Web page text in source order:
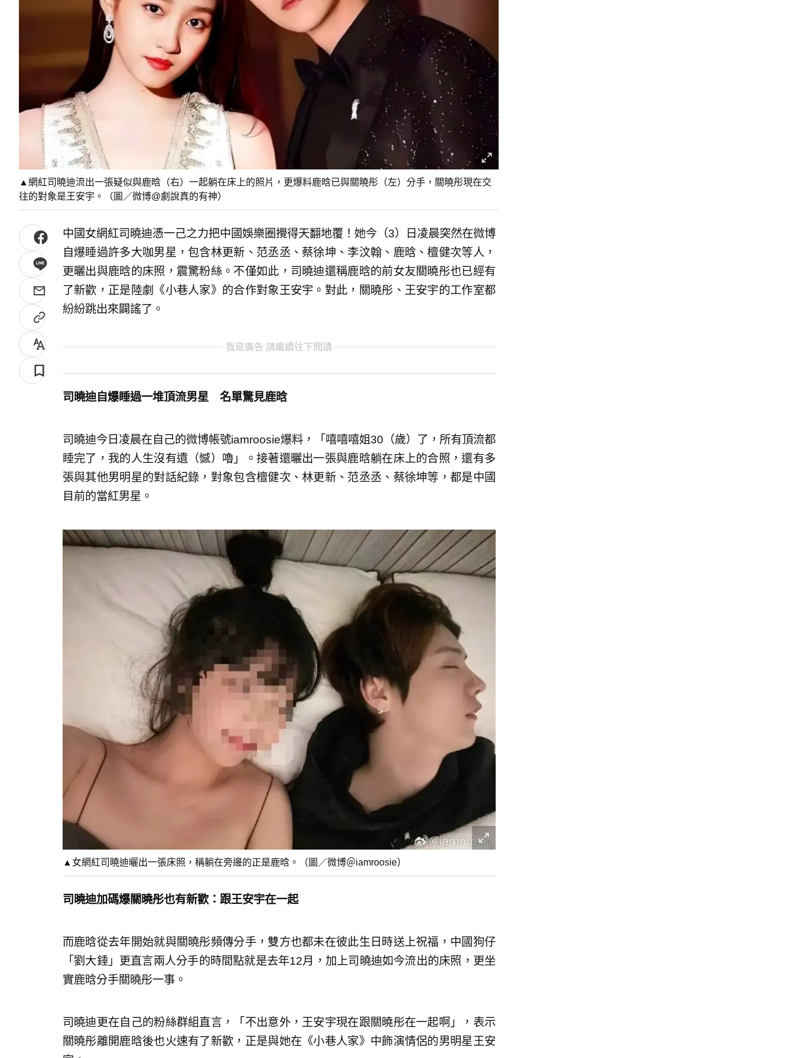
▲網紅司曉迪流出一張疑似與鹿晗（右）一起躺在床上的照片，更爆料鹿晗已與關曉彤（左）分手，關曉彤現在交
往的對象是王安宇。（圖／微博@劇說真的有神）
中國女網紅司曉迪憑一己之力把中國娛樂圈攪得天翻地覆！她今（3）日凌晨突然在微博
自爆睡過許多大咖男星，包含林更新、范丞丞、蔡徐坤、李汶翰、鹿晗、檀健次等人，
更曬出與鹿晗的床照，震驚粉絲。不僅如此，司曉迪還稱鹿晗的前女友關曉彤也已經有
了新歡，正是陸劇《小巷人家》的合作對象王安宇。對此，關曉彤、王安宇的工作室都
紛紛跳出來闢謠了。
我是廣告 請繼續往下閱讀
司曉迪自爆睡過一堆頂流男星 名單驚見鹿晗
司曉迪今日凌晨在自己的微博帳號iamroosie爆料，「嘻嘻嘻姐30（歲）了，所有頂流都
睡完了，我的人生沒有遺（憾）嚕」。接著還曬出一張與鹿晗躺在床上的合照，還有多
張與其他男明星的對話紀錄，對象包含檀健次、林更新、范丞丞、蔡徐坤等，都是中國
目前的當紅男星。
▲女網紅司曉迪曬出一張床照，稱躺在旁邊的正是鹿晗。（圖／微博＠iamroosie）
司曉迪加碼爆關曉彤也有新歡：跟王安宇在一起
而鹿晗從去年開始就與關曉彤頻傳分手，雙方也都未在彼此生日時送上祝福，中國狗仔
「劉大錘」更直言兩人分手的時間點就是去年12月，加上司曉迪如今流出的床照，更坐
實鹿晗分手關曉彤一事。
司曉迪更在自己的粉絲群組直言，「不出意外，王安宇現在跟關曉彤在一起啊」，表示
關曉彤離開鹿晗後也火速有了新歡，正是與她在《小巷人家》中飾演情侶的男明星王安